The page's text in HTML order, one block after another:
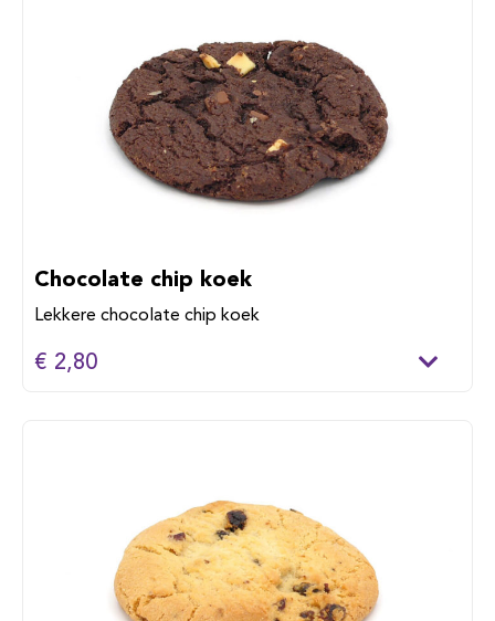
Chocolate chip koek
Lekkere chocolate chip koek
€ 2,80